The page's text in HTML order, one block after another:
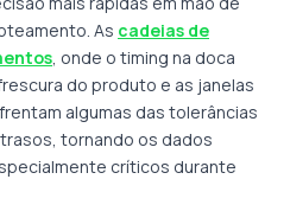
As cadeias de
, onde o timing na doca
do produto e as janelas
algumas das tolerâncias
tornando os dados
críticos durante